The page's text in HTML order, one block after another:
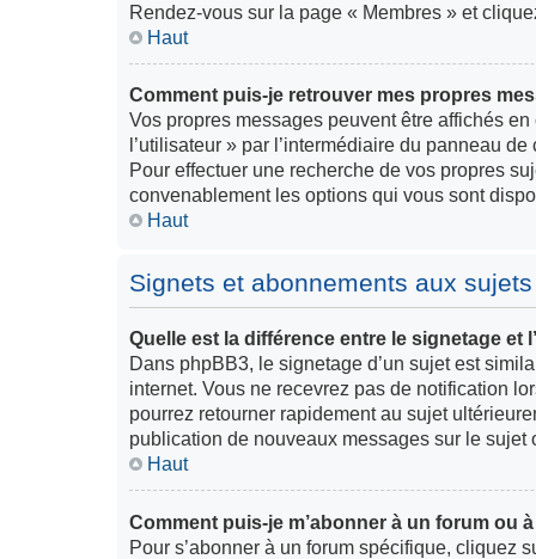
Rendez-vous sur la page « Membres » et
Haut
Comment puis-je retrouver mes propres
Vos propres messages peuvent être affichés
l’utilisateur » par l’intermédiaire du panneau
Pour effectuer une recherche de vos propres
convenablement les options qui vous sont
Haut
Signets et abonnements aux sujets
Quelle est la différence entre le signetage et
Dans phpBB3, le signetage d’un sujet est
internet. Vous ne recevrez pas de notification
pourrez retourner rapidement au sujet
publication de nouveaux messages sur le sujet
Haut
Comment puis-je m’abonner à un forum ou
Pour s’abonner à un forum spécifique, cliquez